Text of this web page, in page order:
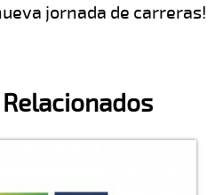
jornada de carreras!